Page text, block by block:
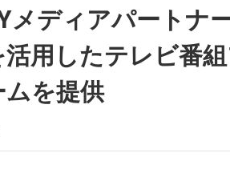
メディアパートナ
活用したテレビ番
ムを提供